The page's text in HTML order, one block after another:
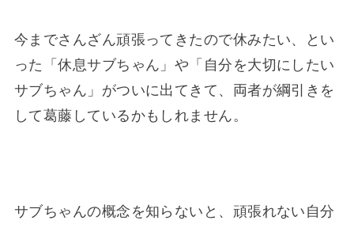
今までさんざん頑張ってきたので休みたい、とい
った「休息サブちゃん」や「自分を大切にしたい
サブちゃん」がついに出てきて、両者が綱引きを
して葛藤しているかもしれません。
サブちゃんの概念を知らないと、頑張れない自分